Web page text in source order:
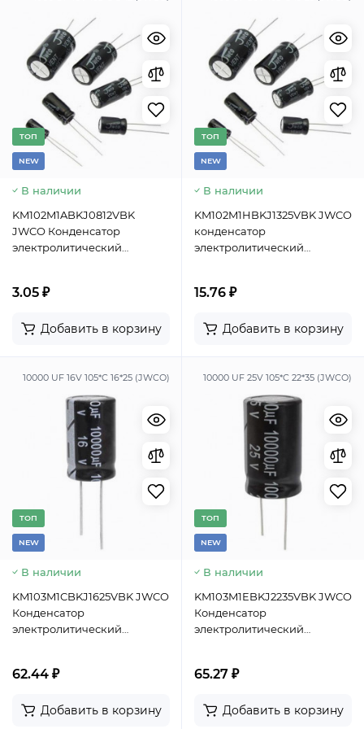
TОП
NEW
В наличии
KM102M1ABKJ0812VBK
JWCO Конденсатор
электролитический
наработка 2000 часов
3.05 ₽
Добавить в корзину
TОП
NEW
В наличии
KM102M1HBKJ1325VBK JWCO
конденсатор
электролитический
наработка 2000 часов
15.76 ₽
Добавить в корзину
10000 UF 16V 105*C 16*25 (JWCO)
TОП
NEW
В наличии
KM103M1CBKJ1625VBK JWCO
Конденсатор
электролитический
наработка 2000 часов
62.44 ₽
Добавить в корзину
10000 UF 25V 105*C 22*35 (JWCO)
TОП
NEW
В наличии
KM103M1EBKJ2235VBK JWCO
Конденсатор
электролитический
наработка 2000 часов
65.27 ₽
Добавить в корзину